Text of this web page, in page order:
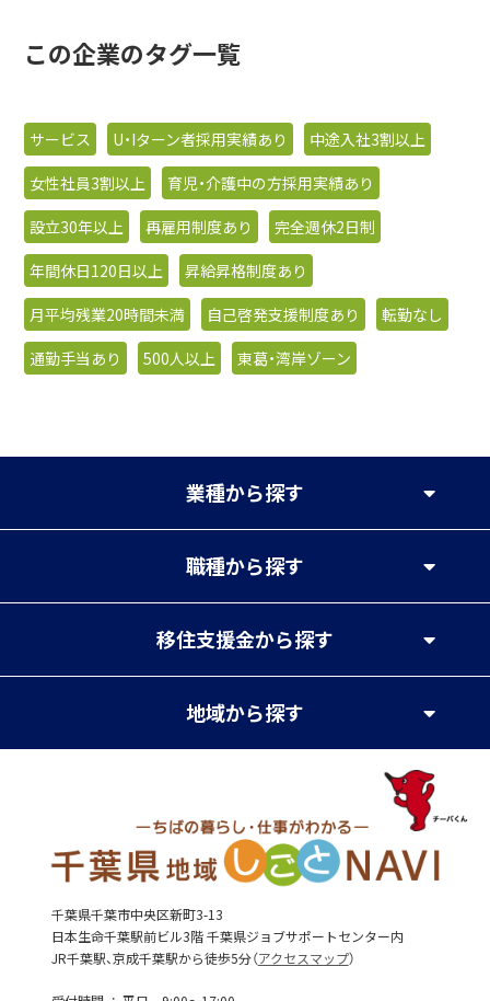
この企業のタグ一覧
サービス U・Iターン者採用実績あり
中途入社3割以上
女性社員3割以上
育児・介護中の方採用実績あり
設立30年以上
再雇用制度あり
完全週休2日制
年間休日120日以上
昇給昇格制度あり
月平均残業20時間未満
自己啓発支援制度あり
転勤なし
通勤手当あり
500人以上 東葛・湾岸ゾーン
業種から探す
職種から探す
移住支援金から探す
地域から探す
千葉県千葉市中央区新町3-13
日本生命千葉駅前ビル3階 千葉県ジョブサポートセンター内
JR千葉駅、京成千葉駅から徒歩5分（アクセスマップ）